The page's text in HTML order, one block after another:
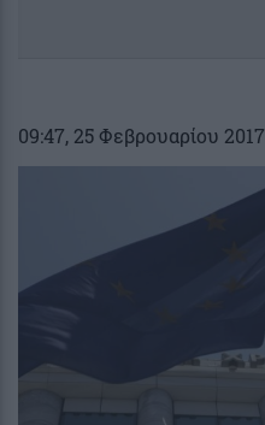
09:47, 25 Φεβρουαρίου 2017